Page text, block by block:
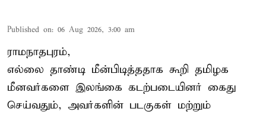
Published on: 06 Aug 2026, 3:00 am
ராமநாதபுரம்,
எல்லை தாண்டி மீன்பிடித்ததாக கூறி தமிழக
மீனவர்களை இலங்கை கடற்படையினர் கைது
செய்வதும், அவர்களின் படகுகள் மற்றும்